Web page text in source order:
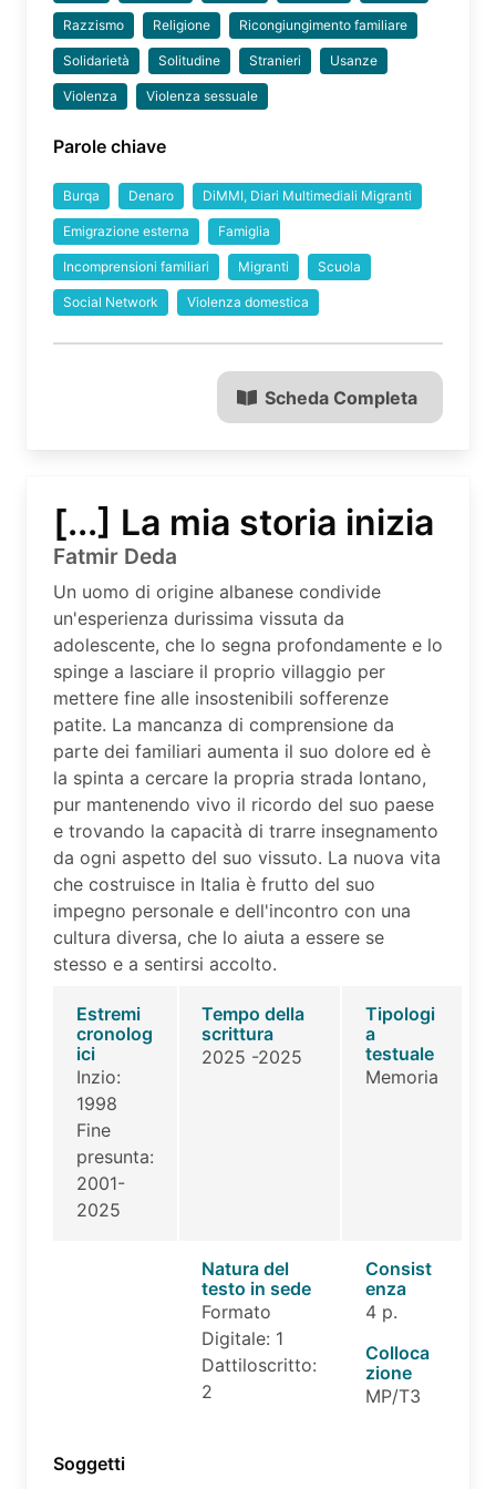
Razzismo Religione Ricongiungimento familiare
Solidarietà Solitudine Stranieri Usanze
Violenza Violenza sessuale
Parole chiave
Burqa Denaro DiMMI, Diari Multimediali Migranti
Emigrazione esterna Famiglia
Incomprensioni familiari Migranti Scuola
Social Network Violenza domestica
Scheda Completa
[...] La mia storia inizia
Fatmir Deda
Un uomo di origine albanese condivide
un'esperienza durissima vissuta da
adolescente, che lo segna profondamente e lo
spinge a lasciare il proprio villaggio per
mettere fine alle insostenibili sofferenze
patite. La mancanza di comprensione da
parte dei familiari aumenta il suo dolore ed è
la spinta a cercare la propria strada lontano,
pur mantenendo vivo il ricordo del suo paese
e trovando la capacità di trarre insegnamento
da ogni aspetto del suo vissuto. La nuova vita
che costruisce in Italia è frutto del suo
impegno personale e dell'incontro con una
cultura diversa, che lo aiuta a essere se
stesso e a sentirsi accolto.
Estremi
cronolog
ici
Inzio:
1998
Fine
presunta:
2001-
2025
Tempo della
scrittura
2025 -2025
Tipologi
a
testuale
Memoria
Natura del
testo in sede
Formato
Digitale: 1
Dattiloscritto:
2
Consist
enza
4 p.
Colloca
zione
MP/T3
Soggetti